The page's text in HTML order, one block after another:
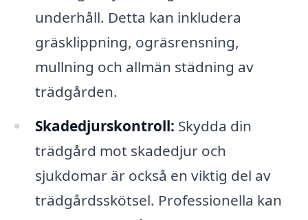
underhåll. Detta kan inkludera
gräsklippning, ogräsrensning,
mullning och allmän städning av
trädgården.
Skadedjurskontroll: Skydda din
trädgård mot skadedjur och
sjukdomar är också en viktig del av
trädgårdsskötsel. Professionella kan